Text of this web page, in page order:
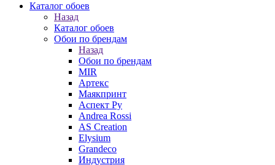
Каталог обоев
Назад
Каталог обоев
Обои по брендам
Назад
Обои по брендам
MIR
Артекс
Маякпринт
Аспект Ру
Andrea Rossi
AS Creation
Elysium
Grandeco
Индустрия